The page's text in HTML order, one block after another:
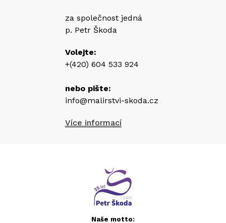
za společnost jedná
p. Petr Škoda
Volejte:
+(420) 604 533 924
nebo pište:
info@malirstvi-skoda.cz
Více informací
Naše motto: